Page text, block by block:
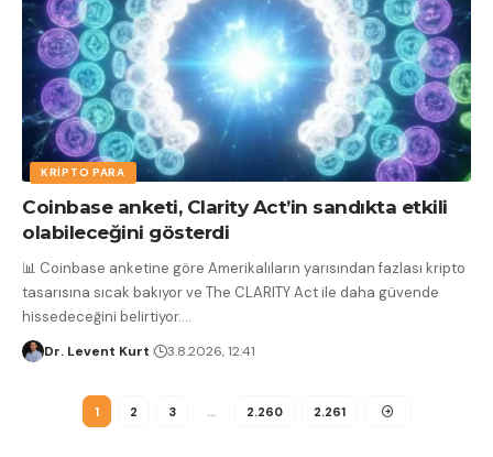
KRIPTO PARA
Coinbase anketi, Clarity Act’in sandıkta etkili
olabileceğini gösterdi
📊 Coinbase anketine göre Amerikalıların yarısından fazlası kripto
tasarısına sıcak bakıyor ve The CLARITY Act ile daha güvende
hissedeceğini belirtiyor.…
Dr. Levent Kurt 3.8.2026, 12:41
1 2 3 … 2.260 2.261